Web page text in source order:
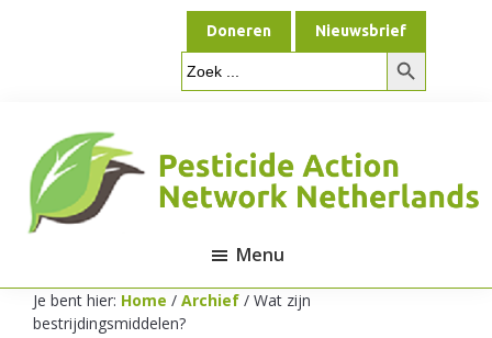
Doneren Nieuwsbrief
Zoek
naar:
Zoekknop
Pesticide
Menu
Je bent hier: Home / Archief / Wat zijn
bestrijdingsmiddelen?